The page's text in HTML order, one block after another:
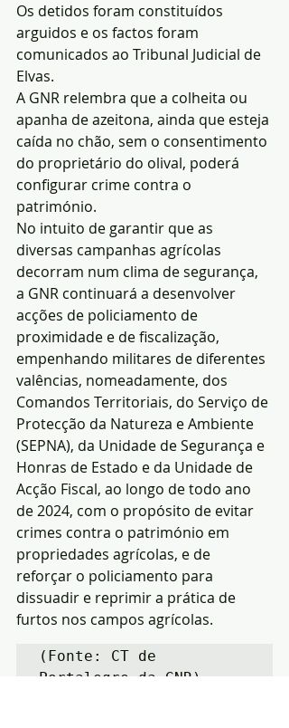
Os detidos foram constituídos
arguidos e os factos foram
comunicados ao Tribunal Judicial de
Elvas.
A GNR relembra que a colheita ou
apanha de azeitona, ainda que esteja
caída no chão, sem o consentimento
do proprietário do olival, poderá
configurar crime contra o
património.
No intuito de garantir que as
diversas campanhas agrícolas
decorram num clima de segurança,
a GNR continuará a desenvolver
acções de policiamento de
proximidade e de fiscalização,
empenhando militares de diferentes
valências, nomeadamente, dos
Comandos Territoriais, do Serviço de
Protecção da Natureza e Ambiente
(SEPNA), da Unidade de Segurança e
Honras de Estado e da Unidade de
Acção Fiscal, ao longo de todo ano
de 2024, com o propósito de evitar
crimes contra o património em
propriedades agrícolas, e de
reforçar o policiamento para
dissuadir e reprimir a prática de
furtos nos campos agrícolas.
(Fonte: CT de
Portalegre da GNR)